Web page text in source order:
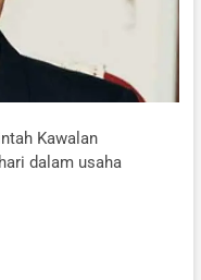
Kawalan
dalam usaha